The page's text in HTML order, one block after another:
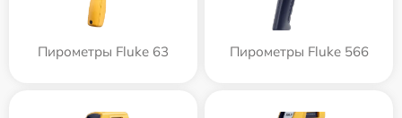
Пирометры Fluke 63 Пирометры Fluke 566